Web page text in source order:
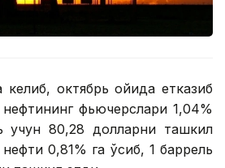
октябрь ойида етказиб
фьючерслари 1,04%
учун 80,28 долларни ташкил
0,81% га ўсиб, 1 баррель